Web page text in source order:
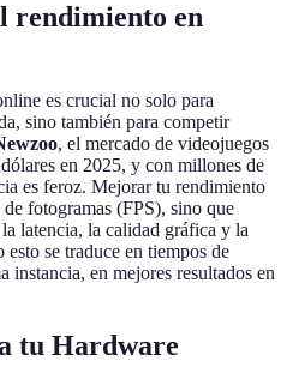
rendimiento en
es crucial no solo para
sino también para competir
, el mercado de videojuegos
en 2025, y con millones de
es feroz. Mejorar tu rendimiento
fotogramas (FPS), sino que
latencia, la calidad gráfica y la
se traduce en tiempos de
instancia, en mejores resultados en
tu Hardware